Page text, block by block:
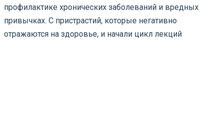
профилактике хронических заболеваний и вредных
привычках. С пристрастий, которые негативно
отражаются на здоровье, и начали цикл лекций